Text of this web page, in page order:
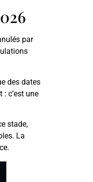
par
des dates
: c’est une
stade,
La